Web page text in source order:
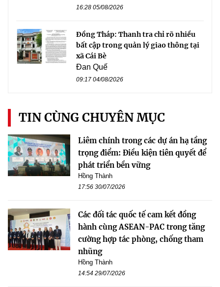
16:28 05/08/2026
Đồng Tháp: Thanh tra chỉ rõ nhiều
bất cập trong quản lý giao thông tại
xã Cái Bè
Đan Quế
09:17 04/08/2026
TIN CÙNG CHUYÊN MỤC
Liêm chính trong các dự án hạ tầng
trọng điểm: Điều kiện tiên quyết để
phát triển bền vững
Hồng Thành
17:56 30/07/2026
Các đối tác quốc tế cam kết đồng
hành cùng ASEAN-PAC trong tăng
cường hợp tác phòng, chống tham
nhũng
Hồng Thành
14:54 29/07/2026